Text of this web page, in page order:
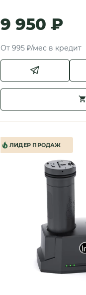
9 950 ₽
От 995 ₽/мес в кредит
ЛИДЕР ПРОДАЖ